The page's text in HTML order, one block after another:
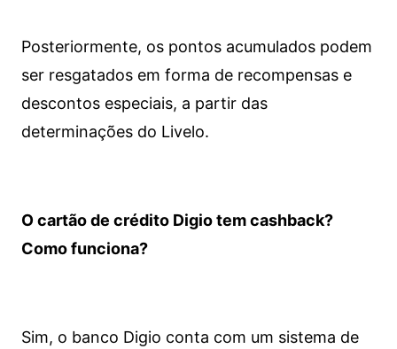
Posteriormente, os pontos acumulados podem
ser resgatados em forma de recompensas e
descontos especiais, a partir das
determinações do Livelo.
O cartão de crédito Digio tem cashback?
Como funciona?
Sim, o banco Digio conta com um sistema de